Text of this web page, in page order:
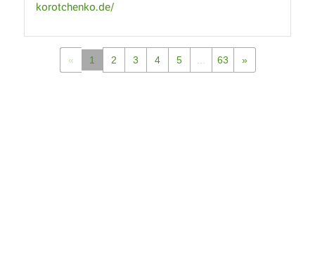
korotchenko.de/
« 1 2 3 4 5 63 »